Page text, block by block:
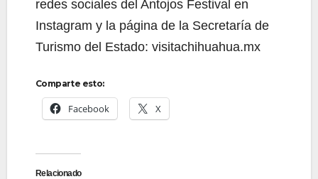
redes sociales del Antojos Festival en
Instagram y la página de la Secretaría de
Turismo del Estado: visitachihuahua.mx
Comparte esto:
Facebook X
Relacionado